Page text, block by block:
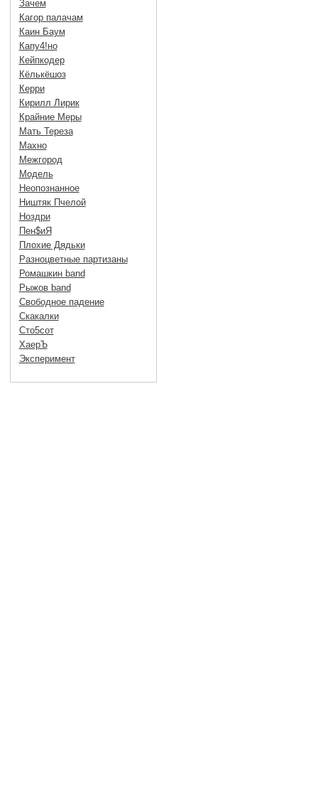
Зачем
Кагор палачам
Каин Баум
Капу4!но
Кейпкодер
Кёлькёшоз
Керри
Кирилл Лирик
Крайние Меры
Мать Тереза
Махно
Межгород
Модель
Неопознанное
Ништяк Пчелой
Ноздри
Пен$иЯ
Плохие Дядьки
Разноцветные партизаны
Ромашкин band
Рыжов band
Свободное падение
Скакалки
Сто5сот
ХаерЪ
Эксперимент